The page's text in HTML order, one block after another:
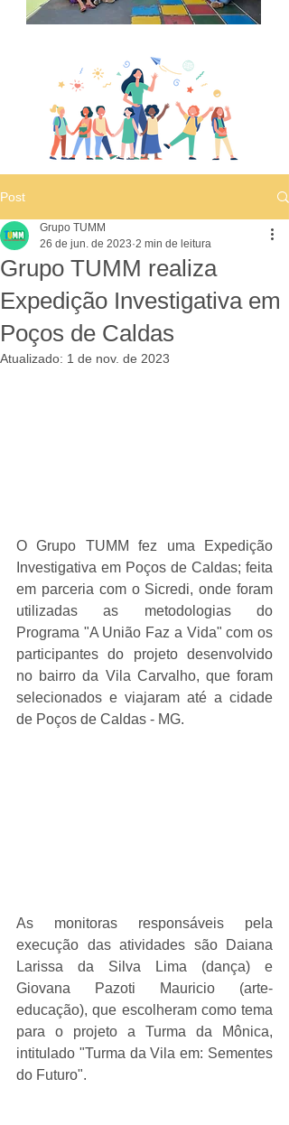
Post
Grupo TUMM realiza
Expedição Investigativa em
Poços de Caldas
Grupo TUMM
26 de jun. de 2023 2 min de leitura
Atualizado: 1 de nov. de 2023
O Grupo TUMM fez uma Expedição
Investigativa em Poços de Caldas; feita
em parceria com o Sicredi, onde foram
utilizadas as metodologias do
Programa "A União Faz a Vida" com os
participantes do projeto desenvolvido
no bairro da Vila Carvalho, que foram
selecionados e viajaram até a cidade
de Poços de Caldas - MG.
As monitoras responsáveis pela
execução das atividades são Daiana
Larissa da Silva Lima (dança) e
Giovana Pazoti Mauricio (arte-
educação), que escolheram como tema
para o projeto a Turma da Mônica,
intitulado "Turma da Vila em: Sementes
do Futuro".